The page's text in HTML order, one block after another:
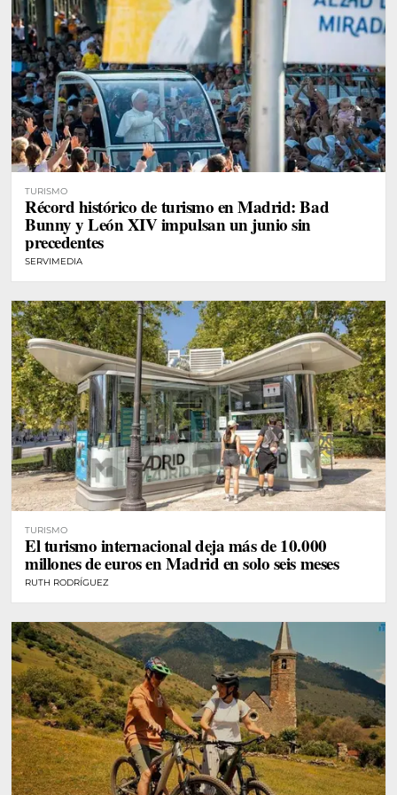
TURISMO
Récord histórico de turismo en Madrid: Bad
Bunny y León XIV impulsan un junio sin
precedentes
SERVIMEDIA
TURISMO
El turismo internacional deja más de 10.000
millones de euros en Madrid en solo seis meses
RUTH RODRÍGUEZ